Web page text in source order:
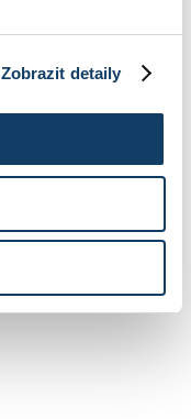
Zobrazit detaily